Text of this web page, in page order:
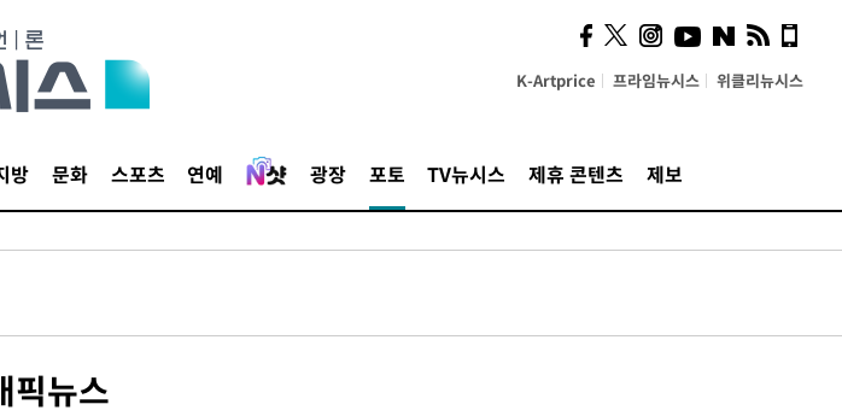
K-Artprice 프라임뉴시스 위클리뉴시스
방 문화 스포츠 연예 광장 포토 TV뉴시스 제휴 콘텐츠 제보
픽뉴스